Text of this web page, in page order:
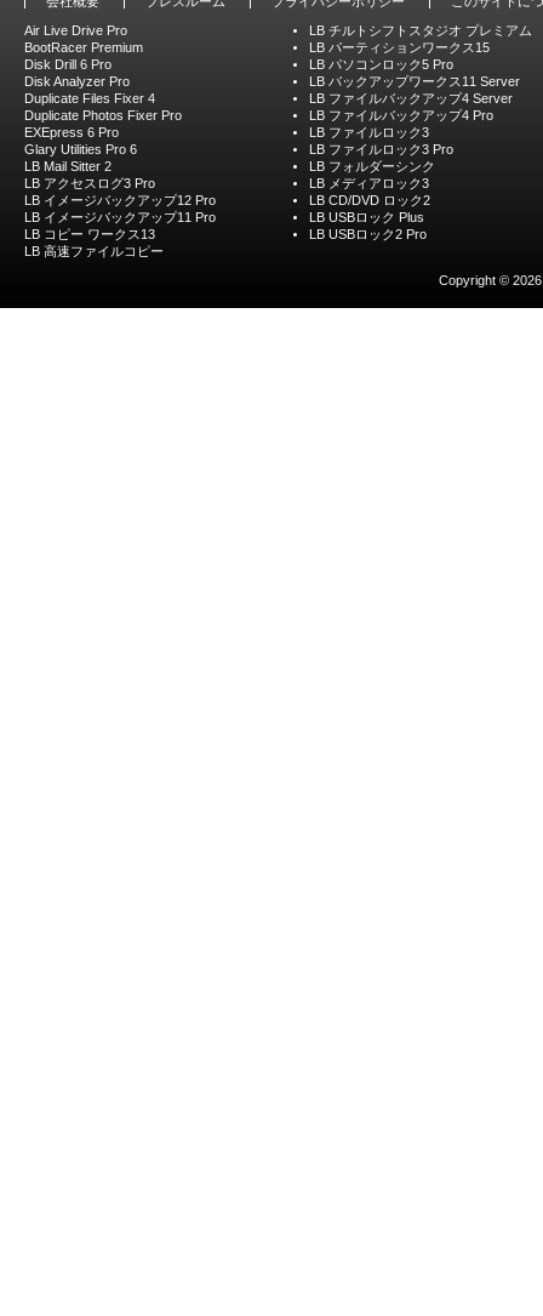
Air Live Drive Pro
BootRacer Premium
Disk Drill 6 Pro
Disk Analyzer Pro
Duplicate Files Fixer 4
Duplicate Photos Fixer Pro
EXEpress 6 Pro
Glary Utilities Pro 6
LB Mail Sitter 2
LB アクセスログ3 Pro
LB イメージバックアップ12 Pro
LB イメージバックアップ11 Pro
LB コピー ワークス13
LB 高速ファイルコピー
LB チルトシフトスタジオ プレミアム
LB パーティションワークス15
LB パソコンロック5 Pro
LB バックアップワークス11 Server
LB ファイルバックアップ4 Server
LB ファイルバックアップ4 Pro
LB ファイルロック3
LB ファイルロック3 Pro
LB フォルダーシンク
LB メディアロック3
LB CD/DVD ロック2
LB USBロック Plus
LB USBロック2 Pro
Copyright ©